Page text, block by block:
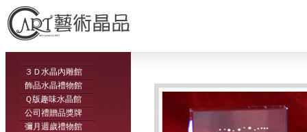
３Ｄ水晶內雕館
飾品水晶禮物館
Ｑ版趣味水晶館
公司禮贈品獎牌
彌月週歲禮物館